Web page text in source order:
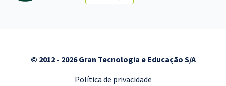
© 2012 - 2026 Gran Tecnologia e Educação S/A
Política de privacidade